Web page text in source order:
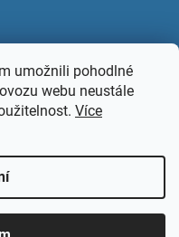
umožnili pohodlné
webu neustále
Více